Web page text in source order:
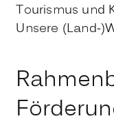
Tourismus und
Unsere (Land-